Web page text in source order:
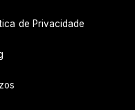
de Privacidade